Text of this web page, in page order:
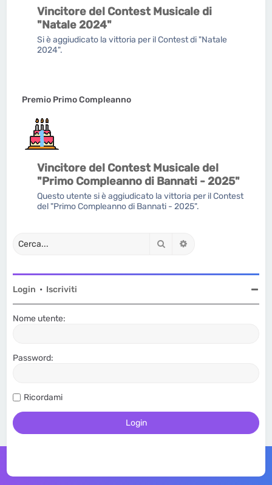
Vincitore del Contest Musicale di
"Natale 2024"
Si è aggiudicato la vittoria per il Contest di "Natale
2024".
Premio Primo Compleanno
Vincitore del Contest Musicale del
"Primo Compleanno di Bannati - 2025"
Questo utente si è aggiudicato la vittoria per il Contest
del "Primo Compleanno di Bannati - 2025".
Cerca
Login • Iscriviti
Nome utente:
Password:
Ricordami